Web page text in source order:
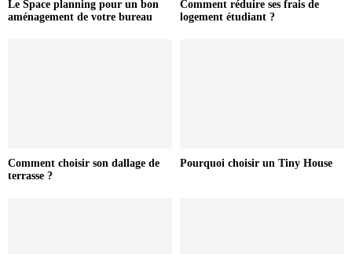
Le Space planning pour un bon
aménagement de votre bureau
Comment réduire ses frais de
logement étudiant ?
Comment choisir son dallage de
terrasse ?
Pourquoi choisir un Tiny House